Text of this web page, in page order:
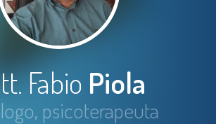
Fabio Piola
psicoterapeuta